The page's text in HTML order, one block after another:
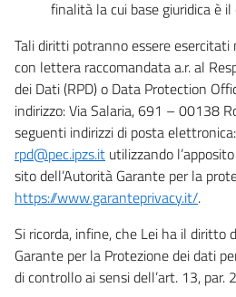
finalità la cui base giuridica è
Tali diritti potranno essere
con lettera raccomandata a.r. al
dei Dati (RPD) o Data Protection
indirizzo: Via Salaria, 691 – 00138
seguenti indirizzi di posta elettronica:
rpd@pec.ipzs.it utilizzando
sito dell’Autorità Garante per la
https://www.garanteprivacy.it/.
Si ricorda, infine, che Lei ha il diritto
Garante per la Protezione dei dati
di controllo ai sensi dell’art. 13, par.